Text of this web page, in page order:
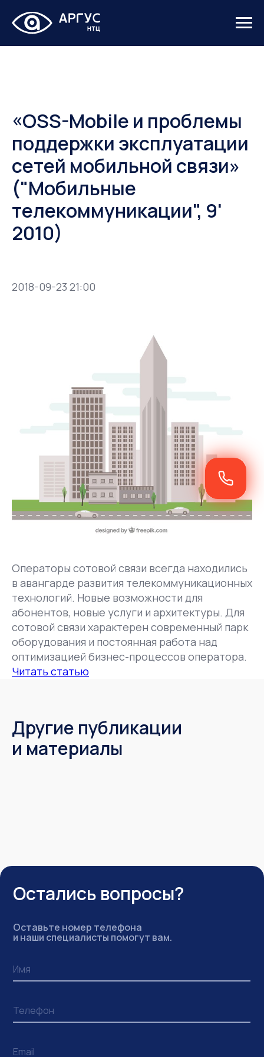
«OSS-Mobile и проблемы
поддержки эксплуатации
сетей мобильной связи»
("Мобильные
телекоммуникации", 9'
2010)
2018-09-23 21:00
Операторы сотовой связи всегда находились
в авангарде развития телекоммуникационных
технологий. Новые возможности для
абонентов, новые услуги и архитектуры. Для
сотовой связи характерен современный парк
оборудования и постоянная работа над
оптимизацией бизнес-процессов оператора.
Читать статью
Другие публикации
и материалы
Остались вопросы?
Оставьте номер телефона
и наши специалисты помогут вам.